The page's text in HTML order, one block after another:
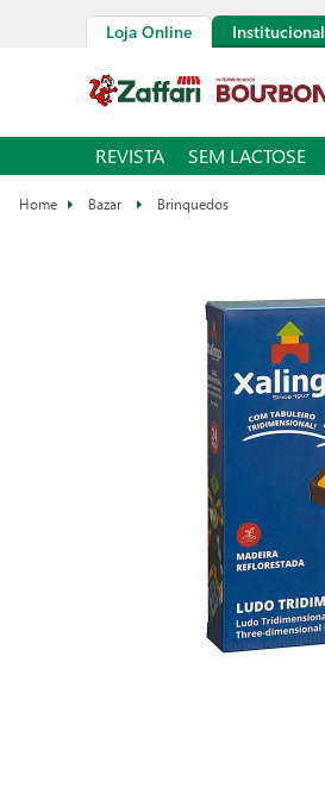
Loja Online Institucional
REVISTA SEM LACTOSE